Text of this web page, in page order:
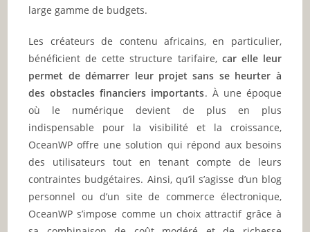
large gamme de budgets.
Les créateurs de contenu africains, en particulier,
bénéficient de cette structure tarifaire, car elle leur
permet de démarrer leur projet sans se heurter à
des obstacles financiers importants. À une époque
où le numérique devient de plus en plus
indispensable pour la visibilité et la croissance,
OceanWP offre une solution qui répond aux besoins
des utilisateurs tout en tenant compte de leurs
contraintes budgétaires. Ainsi, qu’il s’agisse d’un blog
personnel ou d’un site de commerce électronique,
OceanWP s’impose comme un choix attractif grâce à